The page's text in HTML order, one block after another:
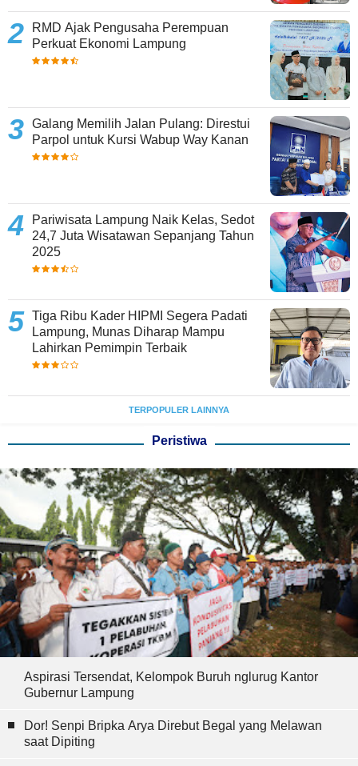
RMD Ajak Pengusaha Perempuan
Perkuat Ekonomi Lampung
Galang Memilih Jalan Pulang: Direstui
Parpol untuk Kursi Wabup Way Kanan
Pariwisata Lampung Naik Kelas, Sedot
24,7 Juta Wisatawan Sepanjang Tahun
2025
Tiga Ribu Kader HIPMI Segera Padati
Lampung, Munas Diharap Mampu
Lahirkan Pemimpin Terbaik
TERPOPULER LAINNYA
Peristiwa
Aspirasi Tersendat, Kelompok Buruh nglurug Kantor
Gubernur Lampung
Dor! Senpi Bripka Arya Direbut Begal yang Melawan
saat Dipiting